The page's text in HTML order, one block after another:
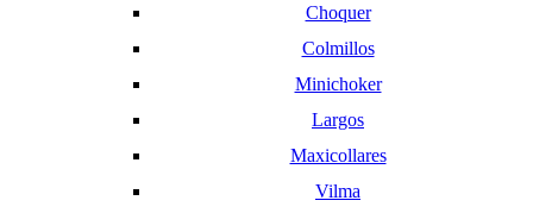
Choquer
Colmillos
Minichoker
Largos
Maxicollares
Vilma